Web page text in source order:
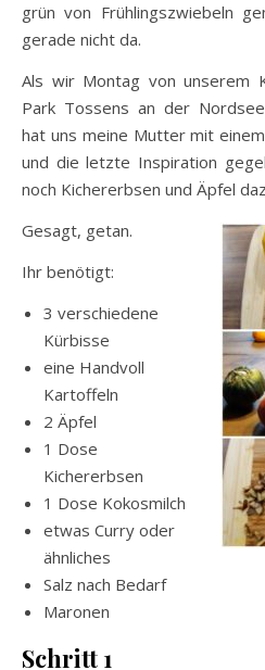
grün von Frühlingszwiebeln
gerade nicht da.
Als wir Montag von unserem
Park Tossens an der
hat uns meine Mutter mit
und die letzte Inspiration
noch Kichererbsen und Äpfel
Gesagt, getan.
Ihr benötigt:
3 verschiedene
Kürbisse
eine Handvoll
Kartoffeln
2 Äpfel
1 Dose
Kichererbsen
1 Dose Kokosmilch
etwas Curry oder
ähnliches
Salz nach Bedarf
Maronen
Schritt 1